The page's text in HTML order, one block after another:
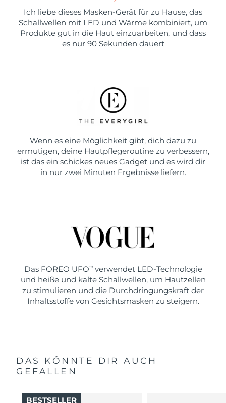
Ich liebe dieses Masken-Gerät für zu Hause, das
Schallwellen mit LED und Wärme kombiniert, um
Produkte gut in die Haut einzuarbeiten, und dass
es nur 90 Sekunden dauert
Wenn es eine Möglichkeit gibt, dich dazu zu
ermutigen, deine Hautpflegeroutine zu verbessern,
ist das ein schickes neues Gadget und es wird dir
in nur zwei Minuten Ergebnisse liefern.
Das FOREO UFO TMverwendet LED-Technologie
und heiße und kalte Schallwellen, um Hautzellen
zu stimulieren und die Durchdringungskraft der
Inhaltsstoffe von Gesichtsmasken zu steigern.
DAS KÖNNTE DIR AUCH
GEFALLEN
BESTSELLER